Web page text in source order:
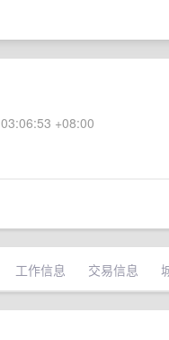
+08:00
工作信息 交易信息